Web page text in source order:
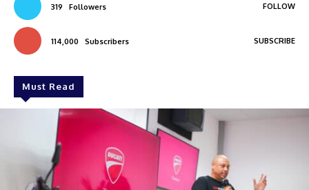
319 Followers FOLLOW
114,000 Subscribers SUBSCRIBE
Must Read